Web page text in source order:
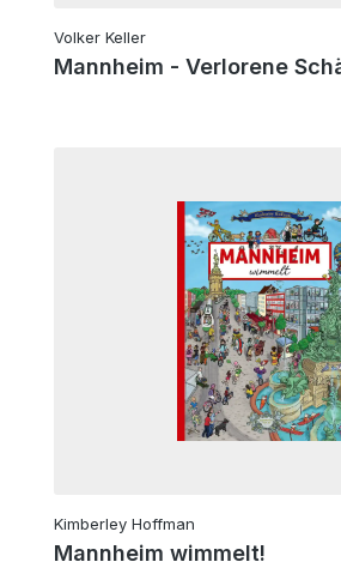
Volker Keller
Mannheim - Verlorene
Kimberley Hoffman
Mannheim wimmelt!